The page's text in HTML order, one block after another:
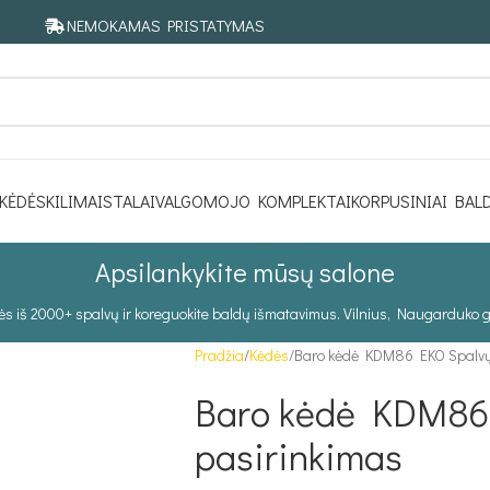
NEMOKAMAS PRISTATYMAS
KĖDĖSKILIMAISTALAIVALGOMOJO KOMPLEKTAIKORPUSINIAI
Apsilankykite mūsų salone
iš 2000+ spalvų ir koreguokite baldų išmatavimus. Vilnius, Naugarduko
Pradžia Kėdės Baro kėdė KDM86 EKO
Baro kėdė
pasirinkimas